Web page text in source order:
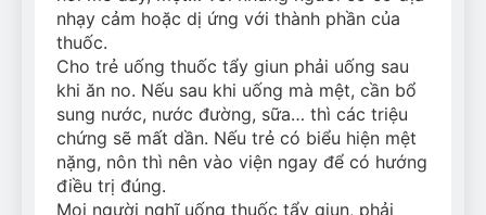
nhạy cảm hoặc dị ứng với thành phần của
thuốc.
Cho trẻ uống thuốc tẩy giun phải uống sau
khi ăn no. Nếu sau khi uống mà mệt, cần bổ
sung nước, nước đường, sữa… thì các triệu
chứng sẽ mất dần. Nếu trẻ có biểu hiện mệt
nặng, nôn thì nên vào viện ngay để có hướng
điều trị đúng.
Mọi người nghĩ uống thuốc tẩy giun, phải